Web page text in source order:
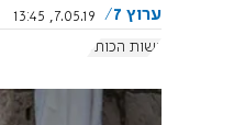
ערוץ 7
7.05.19, 13:45
נשות הכותל